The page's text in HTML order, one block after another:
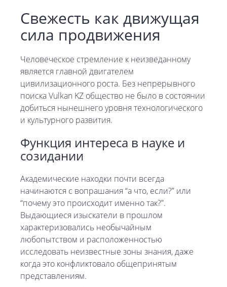
Свежесть как движущая
сила продвижения
Человеческое стремление к неизведанному
является главной двигателем
цивилизационного роста. Без непрерывного
поиска Vulkan KZ общество не было в состоянии
добиться нынешнего уровня технологического
и культурного развития.
Функция интереса в науке и
созидании
Академические находки почти всегда
начинаются с вопрашания “а что, если?” или
“почему это происходит именно так?”.
Выдающиеся изыскатели в прошлом
характеризовались необычайным
любопытством и расположенностью
исследовать неизвестные зоны знания, даже
когда это конфликтовало общепринятым
представлениям.